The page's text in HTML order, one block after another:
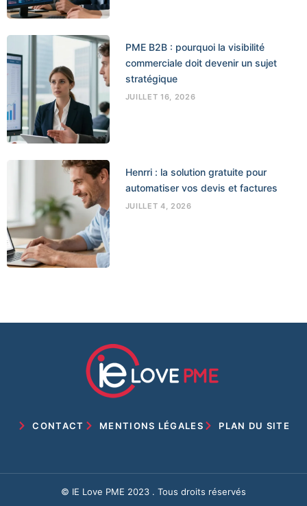
PME B2B : pourquoi la visibilité
commerciale doit devenir un sujet
stratégique
JUILLET 16, 2026
Henrri : la solution gratuite pour
automatiser vos devis et factures
JUILLET 4, 2026
CONTACT MENTIONS LÉGALES PLAN DU SITE
© IE Love PME 2023 . Tous droits réservés